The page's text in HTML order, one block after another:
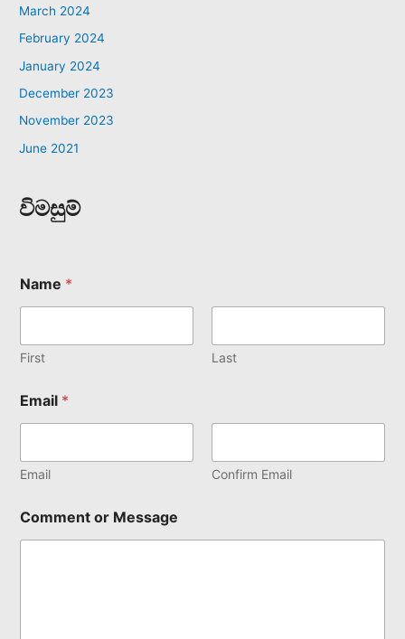
March 2024
February 2024
January 2024
December 2023
November 2023
June 2021
විමසුම්
Name *
First Last
Email *
Email Confirm Email
Comment or Message